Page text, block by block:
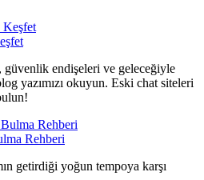
endişeleri ve geleceğiyle
yazımızı okuyun. Eski chat siteleri
Rehberi
getirdiği yoğun tempoya karşı